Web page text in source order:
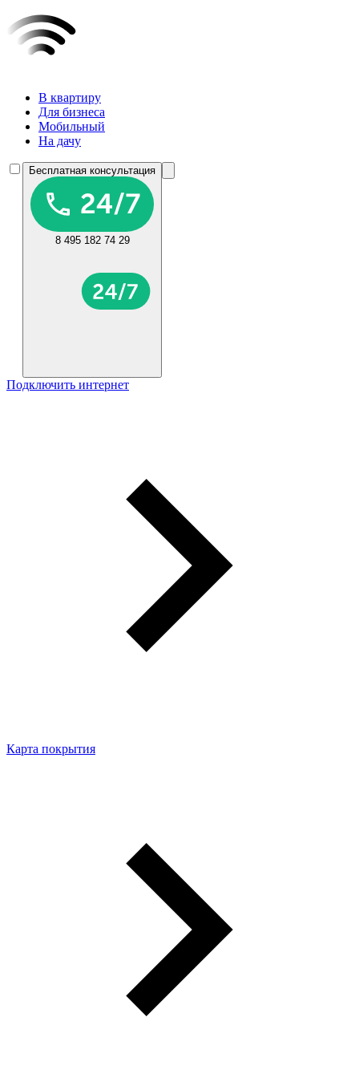
В квартиру
Для бизнеса
Мобильный
На дачу
Бесплатная консультация
8 495 182 74 29
Подключить интернет
Карта покрытия